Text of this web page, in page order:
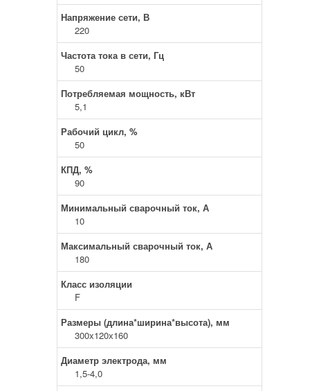
Напряжение сети, В
220
Частота тока в сети, Гц
50
Потребляемая мощность, кВт
5,1
Рабочий цикл, %
50
КПД, %
90
Минимальный сварочный ток, А
10
Максимальный сварочный ток, А
180
Класс изоляции
F
Размеры (длина*ширина*высота), мм
300х120х160
Диаметр электрода, мм
1,5-4,0